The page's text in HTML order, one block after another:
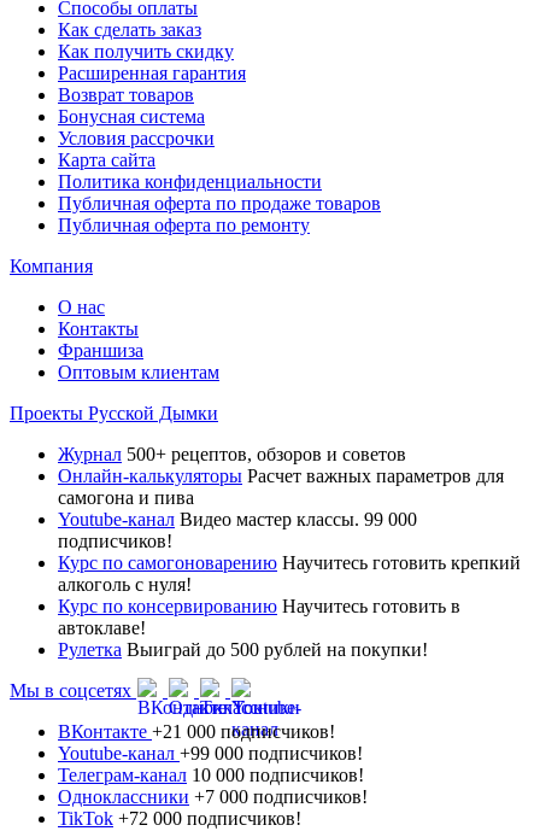
Способы оплаты
Как сделать заказ
Как получить скидку
Расширенная гарантия
Возврат товаров
Бонусная система
Условия рассрочки
Карта сайта
Политика конфиденциальности
Публичная оферта по продаже товаров
Публичная оферта по ремонту
Компания
О нас
Контакты
Франшиза
Оптовым клиентам
Проекты Русской Дымки
Журнал 500+ рецептов, обзоров и советов
Онлайн-калькуляторы Расчет важных параметров для
самогона и пива
Youtube-канал Видео мастер классы. 99 000
подписчиков!
Курс по самогоноварению Научитесь готовить крепкий
алкоголь с нуля!
Курс по консервированию Научитесь готовить в
автоклаве!
Рулетка Выиграй до 500 рублей на покупки!
Мы в соцсетях
ВКонтакте +21 000 подписчиков!
Youtube-канал +99 000 подписчиков!
Телеграм-канал 10 000 подписчиков!
Одноклассники +7 000 подписчиков!
TikTok +72 000 подписчиков!